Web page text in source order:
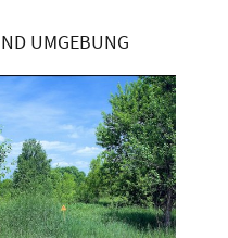
UMGEBUNG